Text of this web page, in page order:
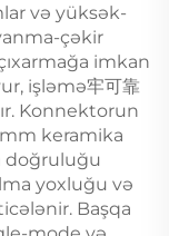
və yüksək-
çəkir
imkan
işləmə牢可靠
Konnektorun
keramika
doğruluğu
yoxluğu və
Başqa